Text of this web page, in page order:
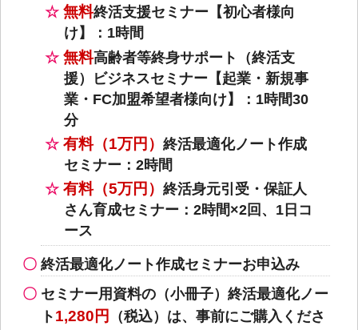
無料終活支援セミナー【初心者様向
け】：1時間
無料高齢者等終身サポート（終活支
援）ビジネスセミナー【起業・新規事
業・FC加盟希望者様向け】：1時間30
分
有料（1万円）終活最適化ノート作成
セミナー：2時間
有料（5万円）終活身元引受・保証人
さん育成セミナー：2時間×2回、1日コ
ース
終活最適化ノート作成セミナーお申込み
セミナー用資料の（小冊子）終活最適化ノー
ト 1,280円
（税込）は、事前にご購入くださ